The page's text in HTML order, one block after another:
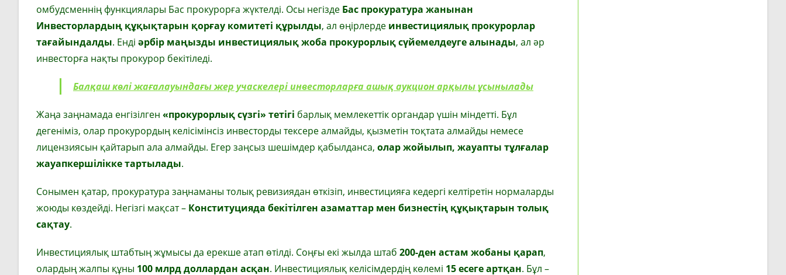
омбудсменнің функциялары Бас прокурорға жүктелді. Осы негізде Бас прокуратура жанынан
Инвесторлардың құқықтарын қорғау комитеті құрылды, ал өңірлерде инвестициялық прокурорлар
тағайындалды. Енді әрбір маңызды инвестициялық жоба прокурорлық сүйемелдеуге алынады, ал әр
инвесторға нақты прокурор бекітіледі.
Балқаш көлі жағалауындағы жер учаскелері инвесторларға ашық аукцион арқылы ұсынылады
Жаңа заңнамада енгізілген «прокурорлық сүзгі» тетігі барлық мемлекеттік органдар үшін міндетті. Бұл
дегеніміз, олар прокурордың келісімінсіз инвесторды тексере алмайды, қызметін тоқтата алмайды немесе
лицензиясын қайтарып ала алмайды. Егер заңсыз шешімдер қабылданса, олар жойылып, жауапты тұлғалар
жауапкершілікке тартылады.
Сонымен қатар, прокуратура заңнаманы толық ревизиядан өткізіп, инвестицияға кедергі келтіретін нормаларды
жоюды көздейді. Негізгі мақсат – Конституцияда бекітілген азаматтар мен бизнестің құқықтарын толық
сақтау.
Инвестициялық штабтың жұмысы да ерекше атап өтілді. Соңғы екі жылда штаб 200-ден астам жобаны қарап,
олардың жалпы құны 100 млрд доллардан асқан. Инвестициялық келісімдердің көлемі 15 есеге артқан. Бұл –